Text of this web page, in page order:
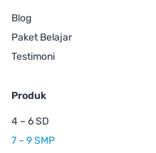
Blog
Paket Belajar
Testimoni
Produk
4 – 6 SD
7 – 9 SMP